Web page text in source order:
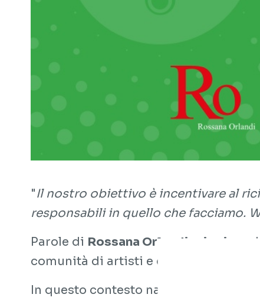
"Il nostro obiettivo è incentivare al
responsabili in quello che facciamo.
Parole di Rossana Orlandi pioniera
comunità di artisti e designer sulle
In questo contesto nasce il